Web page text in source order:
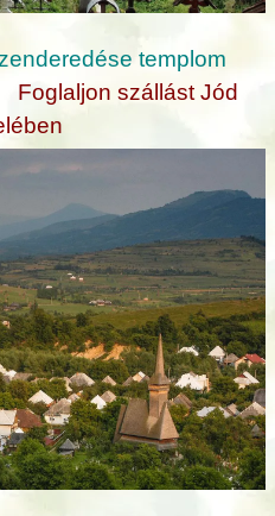
templom
Foglaljon szállást Jód